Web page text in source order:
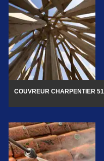
COUVREUR CHARPENTIER 51